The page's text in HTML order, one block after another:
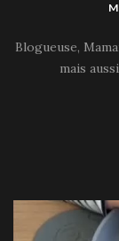
Blogueuse,
mais